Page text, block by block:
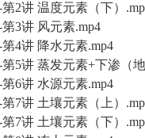
2讲 温度元素（下）
3讲 风元素.mp4
4讲 降水元素.mp4
5讲 蒸发元素+下渗（
6讲 水源元素.mp4
7讲 土壤元素（上）
7讲 土壤元素（下）